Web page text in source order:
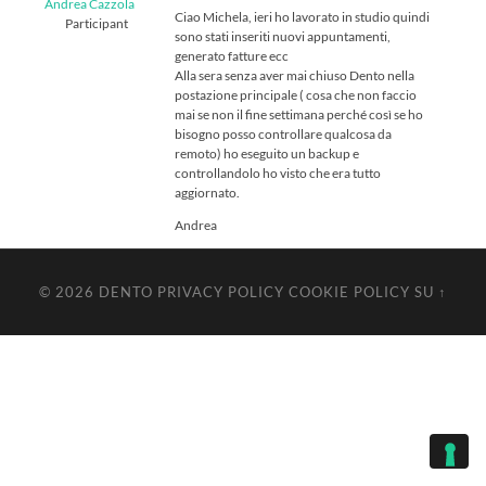
Andrea Cazzola
Participant
Ciao Michela, ieri ho lavorato in studio quindi
sono stati inseriti nuovi appuntamenti,
generato fatture ecc
Alla sera senza aver mai chiuso Dento nella
postazione principale ( cosa che non faccio
mai se non il fine settimana perché così se ho
bisogno posso controllare qualcosa da
remoto) ho eseguito un backup e
controllandolo ho visto che era tutto
aggiornato.
Andrea
© 2026 DENTO PRIVACY POLICY COOKIE POLICY SU ↑